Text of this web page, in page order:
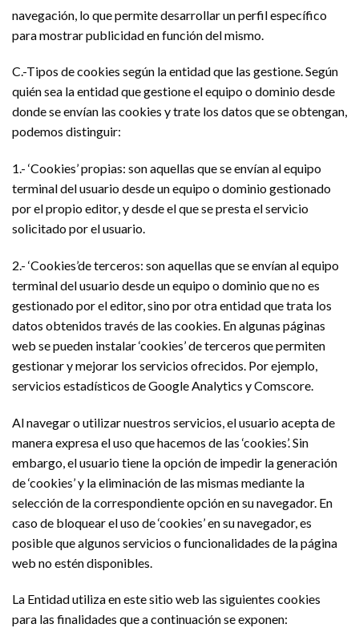
navegación, lo que permite desarrollar un perfil específico
para mostrar publicidad en función del mismo.
C.-Tipos de cookies según la entidad que las gestione. Según
quién sea la entidad que gestione el equipo o dominio desde
donde se envían las cookies y trate los datos que se obtengan,
podemos distinguir:
1.- ‘Cookies’ propias: son aquellas que se envían al equipo
terminal del usuario desde un equipo o dominio gestionado
por el propio editor, y desde el que se presta el servicio
solicitado por el usuario.
2.- ‘Cookies’de terceros: son aquellas que se envían al equipo
terminal del usuario desde un equipo o dominio que no es
gestionado por el editor, sino por otra entidad que trata los
datos obtenidos través de las cookies. En algunas páginas
web se pueden instalar ‘cookies’ de terceros que permiten
gestionar y mejorar los servicios ofrecidos. Por ejemplo,
servicios estadísticos de Google Analytics y Comscore.
Al navegar o utilizar nuestros servicios, el usuario acepta de
manera expresa el uso que hacemos de las ‘cookies’. Sin
embargo, el usuario tiene la opción de impedir la generación
de ‘cookies’ y la eliminación de las mismas mediante la
selección de la correspondiente opción en su navegador. En
caso de bloquear el uso de ‘cookies’ en su navegador, es
posible que algunos servicios o funcionalidades de la página
web no estén disponibles.
La Entidad utiliza en este sitio web las siguientes cookies
para las finalidades que a continuación se exponen: